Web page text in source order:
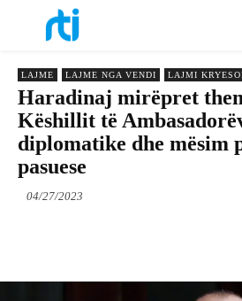
LAJME LAJME NGA VENDI LAJMI
Haradinaj mirëpret
Këshillit të
diplomatike dhe mësim
pasuese
04/27/2023